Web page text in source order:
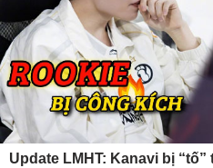
Update LMHT: Kanavi bị